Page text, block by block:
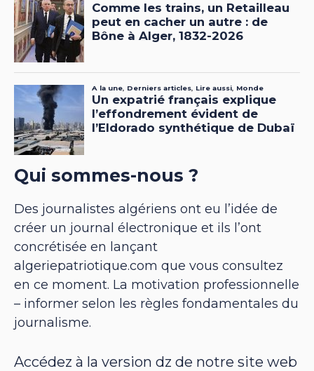
Qui sommes-nous ?
Des journalistes algériens ont eu l’idée de
créer un journal électronique et ils l’ont
concrétisée en lançant
algeriepatriotique.com que vous consultez
en ce moment. La motivation professionnelle
– informer selon les règles fondamentales du
journalisme.
Accédez à la version dz de notre site web